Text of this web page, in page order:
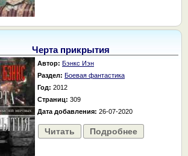
Черта прикрытия
Автор: Бэнкс Иэн
Раздел: Боевая фантастика
Год: 2012
Страниц: 309
Дата добавления: 26-07-2020
Читать Подробнее